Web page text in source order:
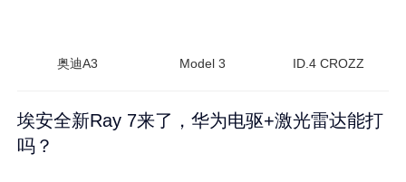
奥迪A3 Model 3 ID.4 CROZZ
埃安全新Ray 7来了，华为电驱+激光雷达能打
吗？